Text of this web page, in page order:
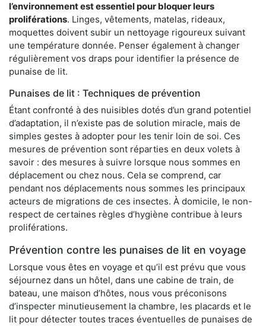
l’environnement est essentiel pour bloquer leurs
proliférations. Linges, vêtements, matelas, rideaux,
moquettes doivent subir un nettoyage rigoureux suivant
une température donnée. Penser également à changer
régulièrement vos draps pour identifier la présence de
punaise de lit.
Punaises de lit : Techniques de prévention
Étant confronté à des nuisibles dotés d’un grand potentiel
d’adaptation, il n’existe pas de solution miracle, mais de
simples gestes à adopter pour les tenir loin de soi. Ces
mesures de prévention sont réparties en deux volets à
savoir : des mesures à suivre lorsque nous sommes en
déplacement ou chez nous. Cela se comprend, car
pendant nos déplacements nous sommes les principaux
acteurs de migrations de ces insectes. À domicile, le non-
respect de certaines règles d’hygiène contribue à leurs
proliférations.
Prévention contre les punaises de lit en voyage
Lorsque vous êtes en voyage et qu’il est prévu que vous
séjournez dans un hôtel, dans une cabine de train, de
bateau, une maison d’hôtes, nous vous préconisons
d’inspecter minutieusement la chambre, les placards et le
lit pour détecter toutes traces éventuelles de punaises de